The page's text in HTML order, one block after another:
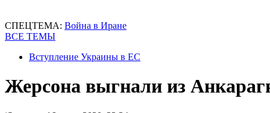
СПЕЦТЕМА: Война в Иране
ВСЕ ТЕМЫ
Вступление Украины в ЕС
Жерсона выгнали из